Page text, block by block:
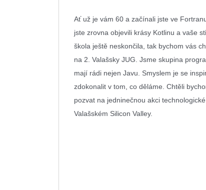
Ať už je vám 60 a začínali jste ve
jste zrovna objevili krásy Kotlinu a vaše
škola ještě neskončila, tak bychom vás
na 2. Valašsky JUG. Jsme skupina
mají rádi nejen Javu. Smyslem je se
zdokonalit v tom, co děláme. Chtěli
pozvat na jedninečnou akci
Valašském Silicon Valley.